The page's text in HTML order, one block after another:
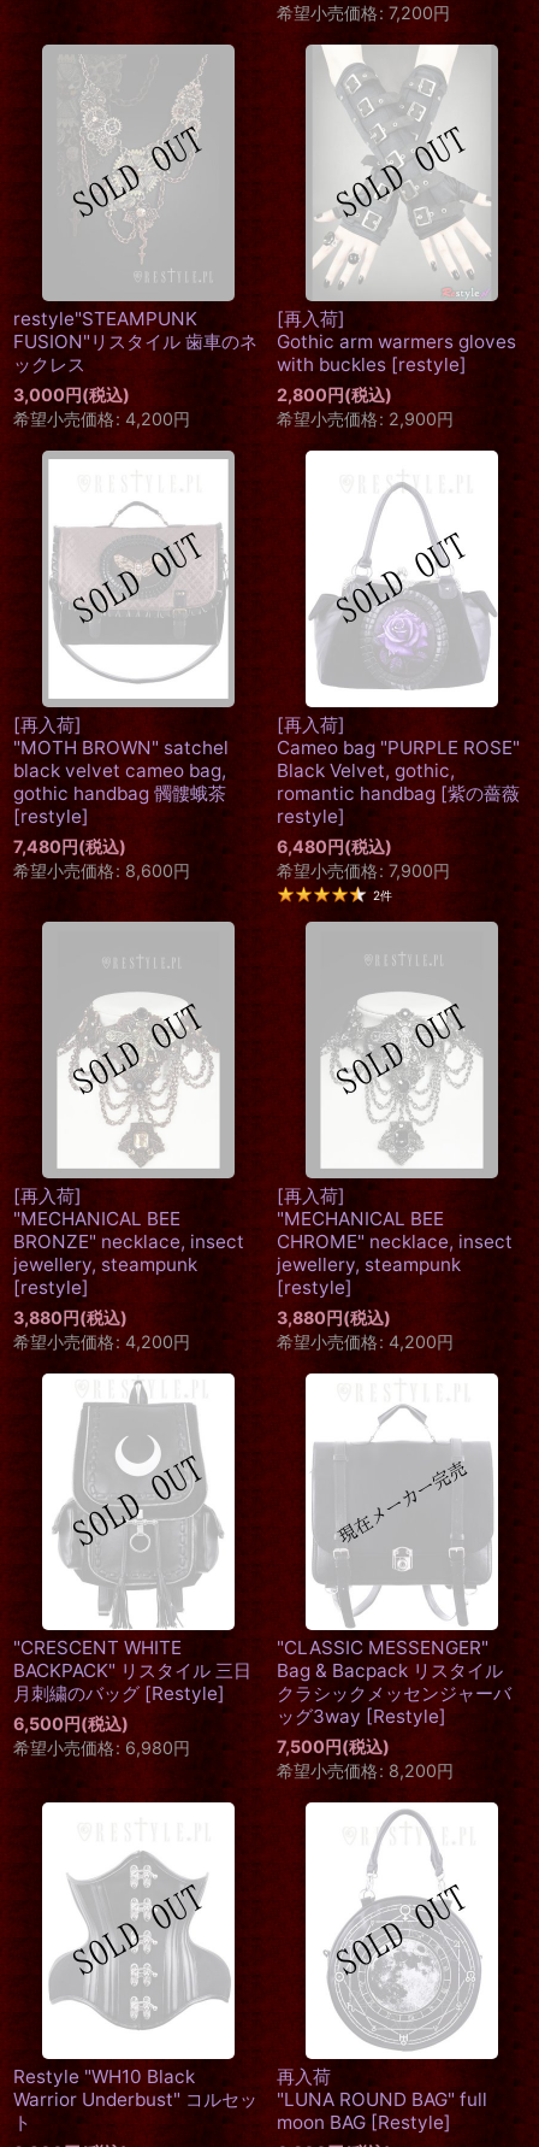
希望小売価格: 7,200円
restyle"STEAMPUNK
FUSION"リスタイル 歯車のネ
ックレス
3,000円(税込)
希望小売価格: 4,200円
[再入荷]
Gothic arm warmers gloves
with buckles [restyle]
2,800円(税込)
希望小売価格: 2,900円
[再入荷]
"MOTH BROWN" satchel
black velvet cameo bag,
gothic handbag 髑髏蛾茶
[restyle]
7,480円(税込)
希望小売価格: 8,600円
[再入荷]
Cameo bag "PURPLE ROSE"
Black Velvet, gothic,
romantic handbag [紫の薔薇
restyle]
6,480円(税込)
希望小売価格: 7,900円
2件
[再入荷]
"MECHANICAL BEE
BRONZE" necklace, insect
jewellery, steampunk
[restyle]
3,880円(税込)
希望小売価格: 4,200円
[再入荷]
"MECHANICAL BEE
CHROME" necklace, insect
jewellery, steampunk
[restyle]
3,880円(税込)
希望小売価格: 4,200円
"CRESCENT WHITE
BACKPACK" リスタイル 三日
月刺繍のバッグ [Restyle]
6,500円(税込)
希望小売価格: 6,980円
"CLASSIC MESSENGER"
Bag & Bacpack リスタイル
クラシックメッセンジャーバ
ッグ3way [Restyle]
7,500円(税込)
希望小売価格: 8,200円
Restyle "WH10 Black
Warrior Underbust" コルセッ
ト
再入荷
"LUNA ROUND BAG" full
moon BAG [Restyle]